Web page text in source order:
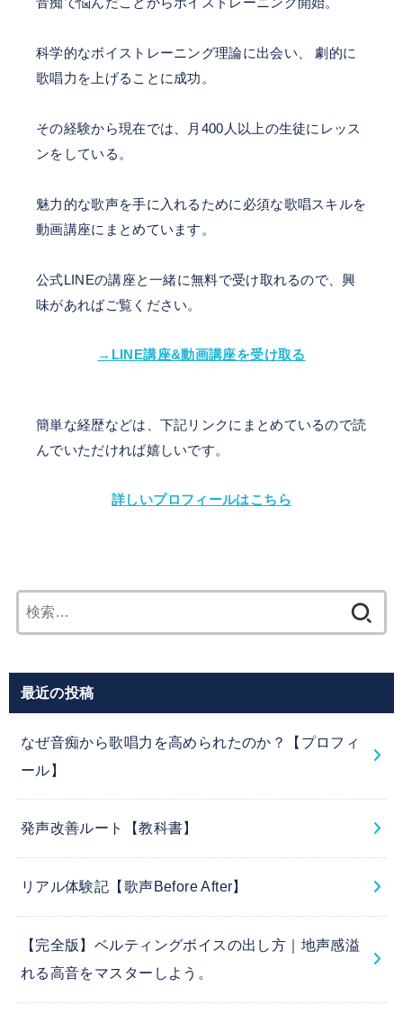
科学的なボイストレーニング理論に出会い、 劇的に
歌唱力を上げることに成功。
その経験から現在では、月400人以上の生徒にレッス
ンをしている。
魅力的な歌声を手に入れるために必須な歌唱スキルを
動画講座にまとめています。
公式LINEの講座と一緒に無料で受け取れるので、興
味があればご覧ください。
→LINE講座&動画講座を受け取る
簡単な経歴などは、下記リンクにまとめているので読
んでいただければ嬉しいです。
詳しいプロフィールはこちら
索:
最近の投稿
なぜ音痴から歌唱力を高められたのか？【プロフィ
ール】
発声改善ルート【教科書】
リアル体験記【歌声Before After】
【完全版】ベルティングボイスの出し方｜地声感溢
れる高音をマスターしよう。